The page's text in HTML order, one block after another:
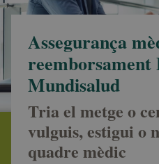
Assegurança
Mundisalud
Tria el metge o
vulguis, estigui o
quadre mèdic